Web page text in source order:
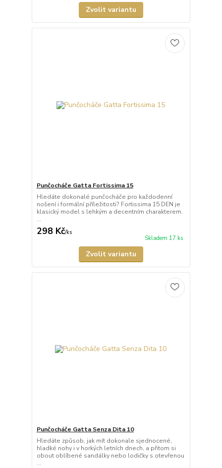
Zvolit variantu
Punčocháče Gatta Fortissima 15
Hledáte dokonalé punčocháče pro každodenní
nošení i formální příležitosti? Fortissima 15 DEN je
klasický model s lehkým a decentním charakterem.
...
298 Kč/ks
Skladem 17 ks
Zvolit variantu
Punčocháče Gatta Senza Dita 10
Hledáte způsob, jak mít dokonale sjednocené,
hladké nohy i v horkých letních dnech, a přitom si
obout oblíbené sandálky nebo lodičky s otevřenou
...